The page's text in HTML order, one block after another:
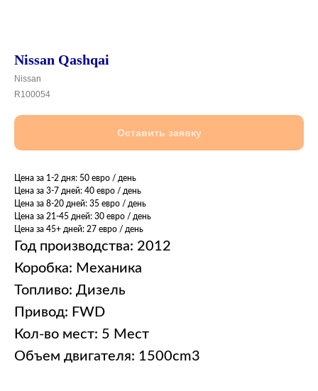
Nissan Qashqai
Nissan
R100054
Оставить заявку
Цена за 1-2 дня: 50 евро / день
Цена за 3-7 дней: 40 евро / день
Цена за 8-20 дней: 35 евро / день
Цена за 21-45 дней: 30 евро / день
Цена за 45+ дней: 27 евро / день
Год производства: 2012
Коробка: Механика
Топливо: Дизель
Привод: FWD
Кол-во мест: 5 Мест
Объем двигателя: 1500cm3